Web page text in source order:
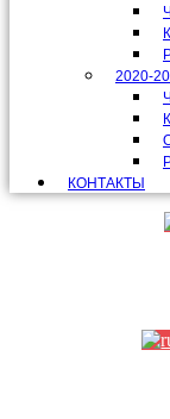
2020-
КОНТАКТЫ